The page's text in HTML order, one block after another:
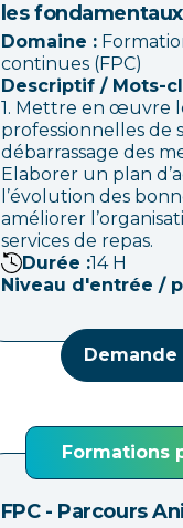
les fondamentaux
Domaine :
continues (FPC)
Descriptif / Mots-
1. Mettre en œuvre
professionnelles de
débarrassage des
Elaborer un plan
l’évolution des
améliorer
services de repas.
Durée :14H
Niveau d'entrée /
Formations
FPC - Parcours